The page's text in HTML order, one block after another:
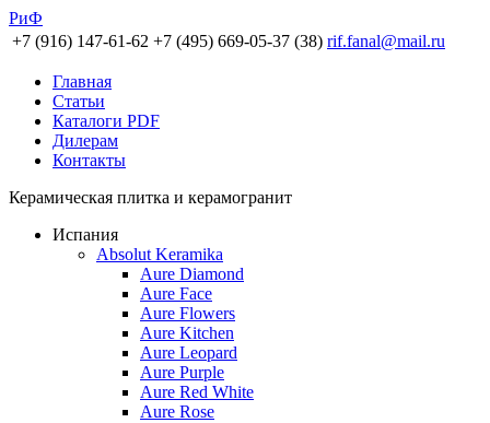
РиФ
+7 (916) 147-61-62 +7 (495) 669-05-37 (38) rif.fanal@mail.ru
Главная
Статьи
Каталоги PDF
Дилерам
Контакты
Керамическая плитка и керамогранит
Испания
Absolut Keramika
Aure Diamond
Aure Face
Aure Flowers
Aure Kitchen
Aure Leopard
Aure Purple
Aure Red White
Aure Rose